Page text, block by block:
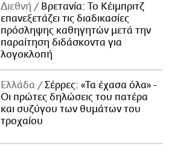
Διεθνή
Βρετανία: Το Κέιμπριτζ
επανεξετάζει τις διαδικασίες
πρόσληψης καθηγητών μετά την
παραίτηση διδάσκοντα για
λογοκλοπή
Ελλάδα
Σέρρες: «Τα έχασα όλα» -
Οι πρώτες δηλώσεις του πατέρα
και συζύγου των θυμάτων του
τροχαίου